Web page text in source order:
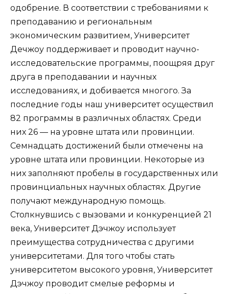
одобрение. В соответствии с требованиями к
преподаванию и региональным
экономическим развитием, Университет
Дечжоу поддерживает и проводит научно-
исследовательские программы, поощряя друг
друга в преподавании и научных
исследованиях, и добивается многого. За
последние годы наш университет осуществил
82 программы в различных областях. Среди
них 26 — на уровне штата или провинции.
Семнадцать достижений были отмечены на
уровне штата или провинции. Некоторые из
них заполняют пробелы в государственных или
провинциальных научных областях. Другие
получают международную помощь.
Столкнувшись с вызовами и конкуренцией 21
века, Университет Дэчжоу использует
преимущества сотрудничества с другими
университетами. Для того чтобы стать
университетом высокого уровня, Университет
Дэчжоу проводит смелые реформы и